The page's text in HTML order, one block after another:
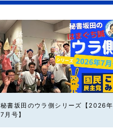
秘書坂田のウラ側シリーズ【2026年
7月号】